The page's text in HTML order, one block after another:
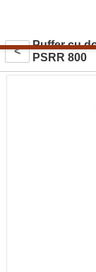
<
Puffer cu
PSRR 800